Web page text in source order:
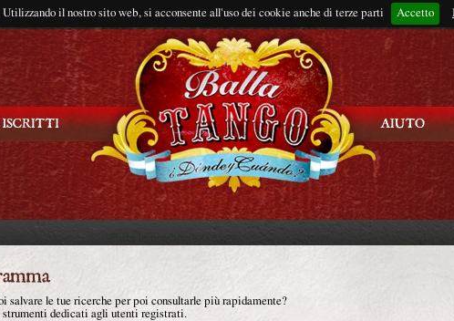
Utilizzando il nostro sito web, si acconsente all'uso dei cookie anche di terze parti Accetto
Rimani
salvare le tue ricerche per poi consultarle più rapidamente?
dedicati agli utenti registrati.